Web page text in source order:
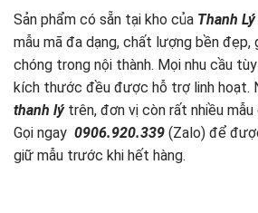
Sản phẩm có sẵn tại kho của Thanh
mẫu mã đa dạng, chất lượng bền đẹp,
chóng trong nội thành. Mọi nhu cầu
kích thước đều được hỗ trợ linh hoạt.
thanh lýtrên, đơn vị còn rất nhiều mẫu
Gọi ngay 0906.920.339 (Zalo) để
giữ mẫu trước khi hết hàng.